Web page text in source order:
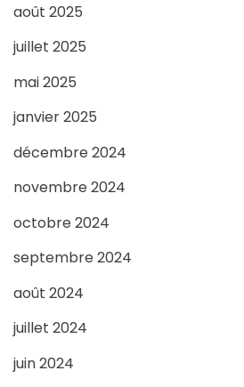
août 2025
juillet 2025
mai 2025
janvier 2025
décembre 2024
novembre 2024
octobre 2024
septembre 2024
août 2024
juillet 2024
juin 2024